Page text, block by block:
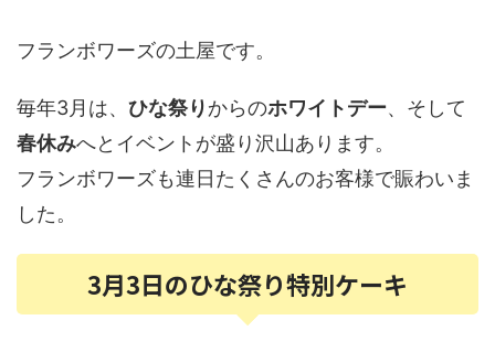
フランボワーズの土屋です。
毎年3月は、 ひな祭りからのホワイトデー、そして
春休みへとイベントが盛り沢山あります。
フランボワーズも連日たくさんのお客様で賑わいま
した。
3月3日のひな祭り特別ケーキ